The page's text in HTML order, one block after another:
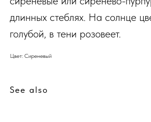
длинных стеблях. На солнце
голубой, в тени розовеет.
Цвет: Сиреневый
See also